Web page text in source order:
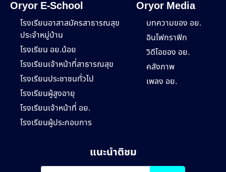
Oryor E-School
โรงเรียนอาสาสมัครสาธารณสุข
ประจำหมู่บ้าน
โรงเรียน อย.น้อย
โรงเรียนเจ้าหน้าที่สาธารณสุข
โรงเรียนประชาชนทั่วไป
โรงเรียนผู้สูงอายุ
โรงเรียนเจ้าหน้าที่ อย.
โรงเรียนผู้ประกอบการ
Oryor Media
บทความของ อย.
อินโฟกราฟิก
วิดีโอของ อย.
คลังภาพ
เพลง อย.
แนะนำติชม